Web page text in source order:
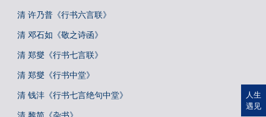
清 许乃普《行书六言联》
清 邓石如《敬之诗函》
清 郑燮《行书七言联》
清 郑燮《行书中堂》
清 钱沣《行书七言绝句中堂》
人生
遇见